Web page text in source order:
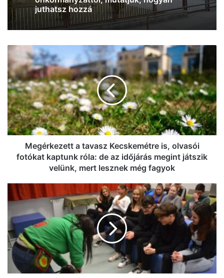
Iskolakezdési támogatás az
önkormányzattól, mutatjuk, hogyan
juthatsz hozzá
megszólalt az ügyben
Megérkezett
a
tavasz
Kecskemétre
is,
olvasói
fotókat
kaptunk
róla:
játszik
velünk,
lesznek
még
fagyok
Megérkezett a tavasz Kecskemétre is, olvasói
fotókat kaptunk róla: de az időjárás megint játszik
velünk, mert lesznek még fagyok
Mentorprogram
kecskeméti
menhelyen:
sokan
érkeztek,
hogy
örömet
okozzanak